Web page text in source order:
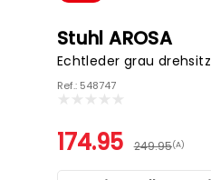
Stuhl AROSA
Echtleder grau drehsitz
Ref.: 548747
174.95 249.95(A)